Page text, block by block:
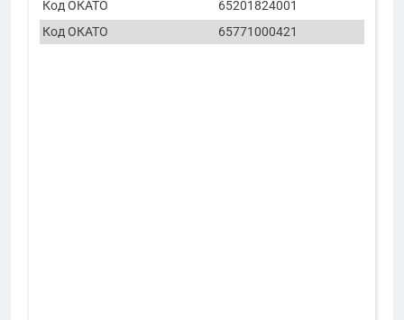
Код ОКАТО
65201824001
Код ОКАТО
65771000421